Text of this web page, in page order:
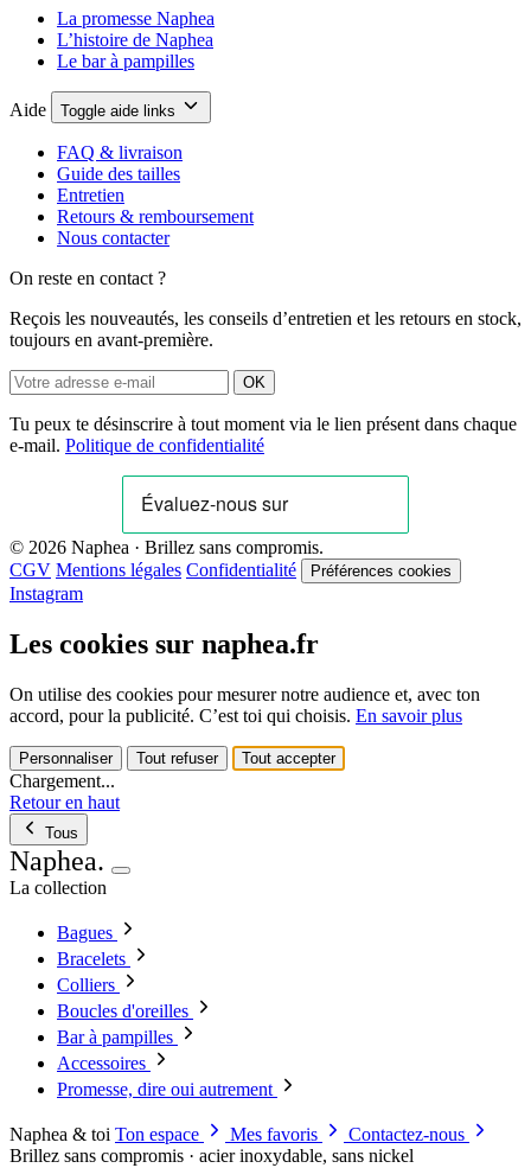
La promesse Naphea
L’histoire de Naphea
Le bar à pampilles
Aide Toggle aide links
FAQ & livraison
Guide des tailles
Entretien
Retours & remboursement
Nous contacter
On reste en contact ?
Reçois les nouveautés, les conseils d’entretien et les retours en stock,
toujours en avant-première.
OK
Tu peux te désinscrire à tout moment via le lien présent dans chaque
e-mail. Politique de confidentialité
© 2026 Naphea · Brillez sans compromis.
CGV Mentions légales Confidentialité Préférences cookies
Instagram
Les cookies sur naphea.fr
On utilise des cookies pour mesurer notre audience et, avec ton
accord, pour la publicité. C’est toi qui choisis. En savoir plus
Personnaliser Tout refuser Tout accepter
Chargement...
Retour en haut
Tous
Naphea.
La collection
Bagues
Bracelets
Colliers
Boucles d'oreilles
Bar à pampilles
Accessoires
Promesse, dire oui autrement
Naphea & toi Ton espace Mes favoris
Contactez-nous
Brillez sans compromis · acier inoxydable, sans nickel